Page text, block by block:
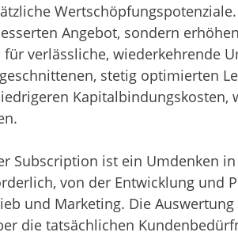
Angebot, sondern
verlässliche, wiederkehrende
stetig optimierten
Kapitalbindungskosten,
Subscription ist ein Umdenken
von der Entwicklung und
und Marketing. Die Auswertung
die tatsächlichen